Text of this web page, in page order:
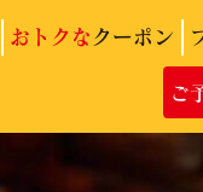
おトクなクーポン
ご